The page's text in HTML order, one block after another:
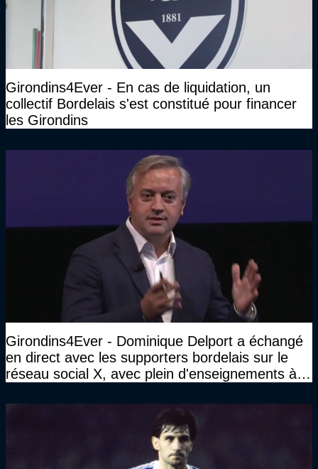
Girondins4Ever - En cas de liquidation, un
collectif Bordelais s'est constitué pour financer
les Girondins
Girondins4Ever - Dominique Delport a échangé
en direct avec les supporters bordelais sur le
réseau social X, avec plein d'enseignements à la